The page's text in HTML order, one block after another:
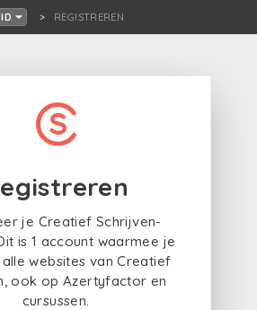
ID REGISTREREN
je Creatief Schrijven-
is 1 account waarmee je
websites van Creatief
ook op Azertyfactor en
cursussen.